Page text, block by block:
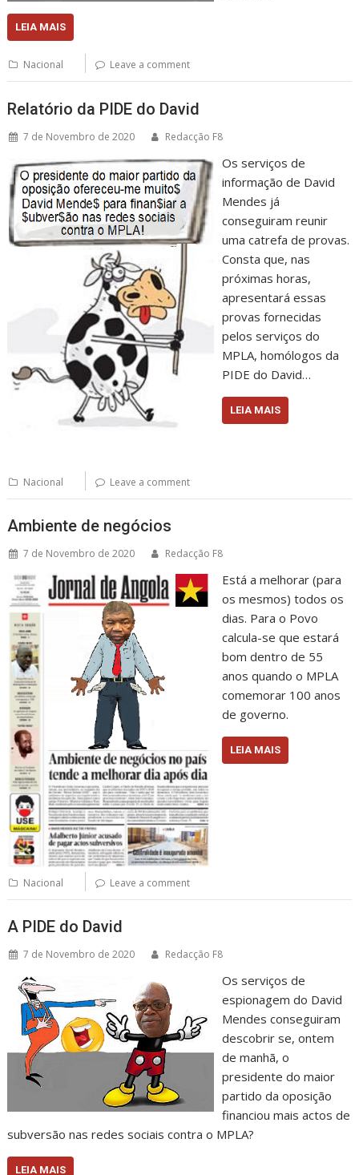
LEIA MAIS
Nacional Leave a comment
Relatório da PIDE do David
7 de Novembro de 2020 Redacção F8
Os serviços de
informação de David
Mendes já
conseguiram reunir
uma catrefa de provas.
Consta que, nas
próximas horas,
apresentará essas
provas fornecidas
pelos serviços do
MPLA, homólogos da
PIDE do David…
LEIA MAIS
Nacional Leave a comment
Ambiente de negócios
7 de Novembro de 2020 Redacção F8
Está a melhorar (para
os mesmos) todos os
dias. Para o Povo
calcula-se que estará
bom dentro de 55
anos quando o MPLA
comemorar 100 anos
de governo.
LEIA MAIS
Nacional Leave a comment
A PIDE do David
7 de Novembro de 2020 Redacção F8
Os serviços de
espionagem do David
Mendes conseguiram
descobrir se, ontem
de manhã, o
presidente do maior
partido da oposição
financiou mais actos de
subversão nas redes sociais contra o MPLA?
LEIA MAIS